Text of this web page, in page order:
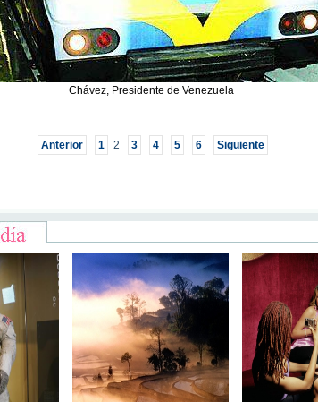
Chávez, Presidente de Venezuela
Anterior 1 2 3 4 5 6 Siguiente